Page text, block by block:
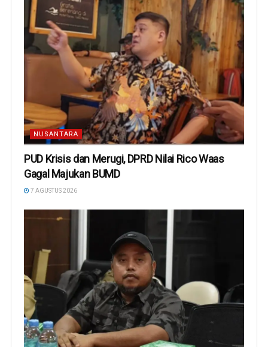
NUSANTARA
PUD Krisis dan Merugi, DPRD Nilai Rico Waas
Gagal Majukan BUMD
7 AGUSTUS 2026